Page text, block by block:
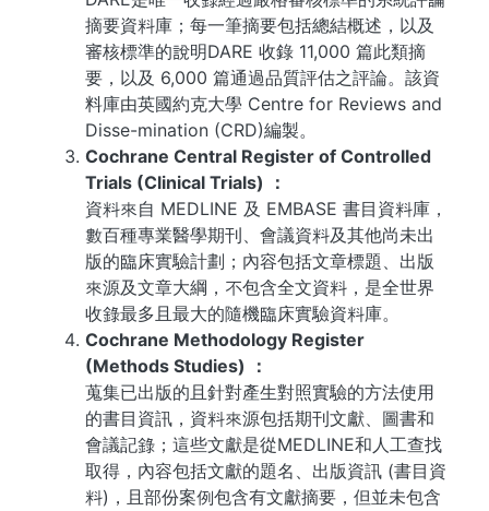
摘要資料庫；每一筆摘要包括總結概述，以及
審核標準的說明DARE 收錄 11,000 篇此類摘
要，以及 6,000 篇通過品質評估之評論。該資
料庫由英國約克大學 Centre for Reviews and
Disse-mination (CRD)編製。
Cochrane Central Register of Controlled
Trials (Clinical Trials) ：
資料來自 MEDLINE 及 EMBASE 書目資料庫，
數百種專業醫學期刊、會議資料及其他尚未出
版的臨床實驗計劃；內容包括文章標題、出版
來源及文章大綱，不包含全文資料，是全世界
收錄最多且最大的隨機臨床實驗資料庫。
Cochrane Methodology Register
(Methods Studies) ：
蒐集已出版的且針對產生對照實驗的方法使用
的書目資訊，資料來源包括期刊文獻、圖書和
會議記錄；這些文獻是從MEDLINE和人工查找
取得，內容包括文獻的題名、出版資訊 (書目資
料)，且部份案例包含有文獻摘要，但並未包含